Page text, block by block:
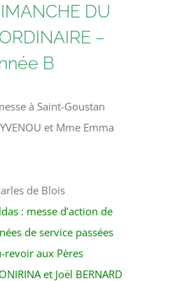
DU
–
B
à Saint-Goustan
et Mme Emma
de Blois
: messe d’action de
de service passées
aux Pères
et Joël BERNARD